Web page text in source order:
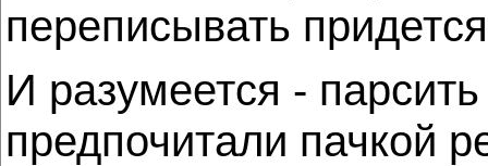
переписывать
И разумеется -
предпочитали пачкой